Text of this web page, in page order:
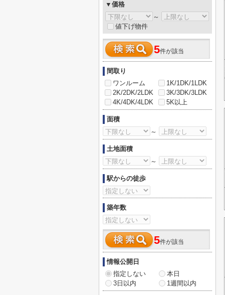
▼価格
～
値下げ物件
5件が該当
間取り
ワンルーム
1K/1DK/1LDK
2K/2DK/2LDK
3K/3DK/3LDK
4K/4DK/4LDK
5K以上
面積
～
土地面積
～
駅からの徒歩
築年数
5件が該当
情報公開日
指定しない
本日
3日以内
1週間以内